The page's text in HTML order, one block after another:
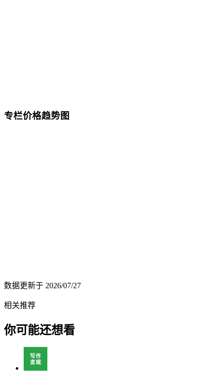
专栏价格趋势图
数据更新于 2026/07/27
相关推荐
你可能还想看